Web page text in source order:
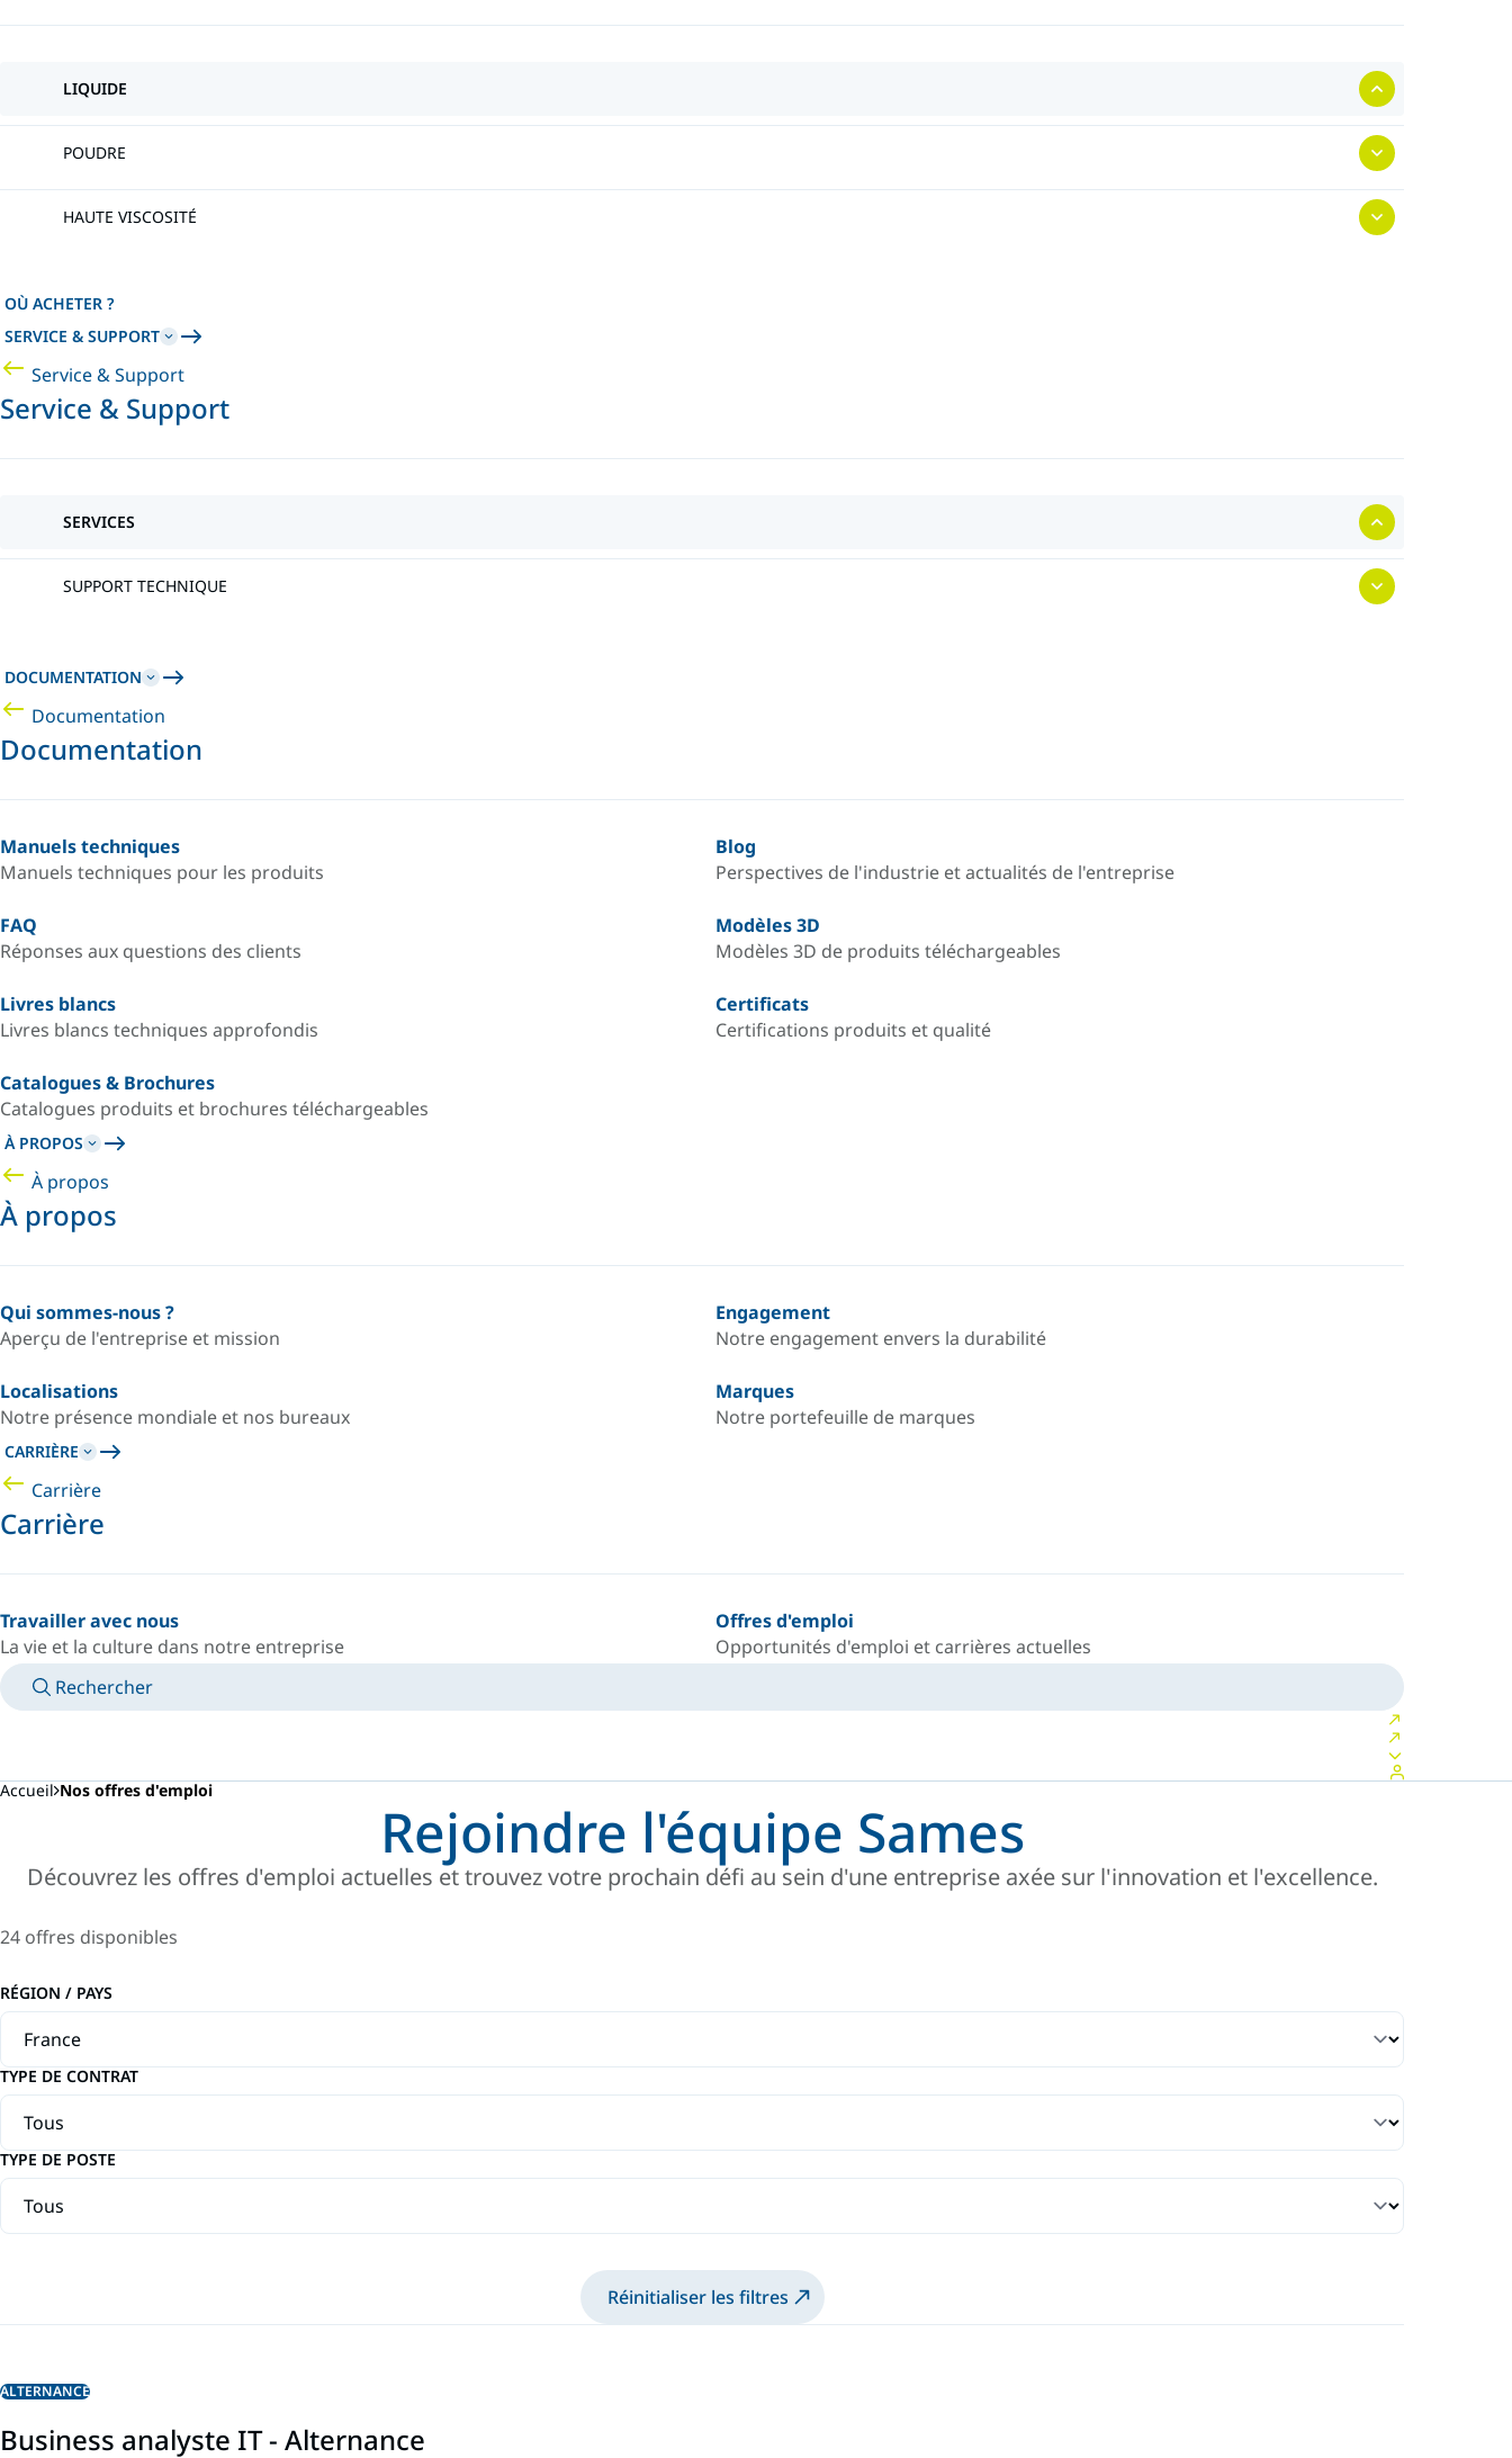
LIQUIDE
POUDRE
HAUTE VISCOSITÉ
OÙ ACHETER ?
SERVICE & SUPPORT
Service & Support
Service & Support
SERVICES
SUPPORT TECHNIQUE
DOCUMENTATION
Documentation
Documentation
Manuels techniques
Manuels techniques pour les produits
Blog
Perspectives de l'industrie et actualités de l'entreprise
FAQ
Réponses aux questions des clients
Modèles 3D
Modèles 3D de produits téléchargeables
Livres blancs
Livres blancs techniques approfondis
Certificats
Certifications produits et qualité
Catalogues & Brochures
Catalogues produits et brochures téléchargeables
À PROPOS
À propos
À propos
Qui sommes-nous ?
Aperçu de l'entreprise et mission
Engagement
Notre engagement envers la durabilité
Localisations
Notre présence mondiale et nos bureaux
Marques
Notre portefeuille de marques
CARRIÈRE
Carrière
Carrière
Travailler avec nous
La vie et la culture dans notre entreprise
Offres d'emploi
Opportunités d'emploi et carrières actuelles
Rechercher
Accueil Nos offres d'emploi
Rejoindre l'équipe Sames
Découvrez les offres d'emploi actuelles et trouvez votre prochain défi au sein d'une entreprise axée sur l'innovation et l'excellence.
24 offres disponibles
RÉGION / PAYS
TYPE DE CONTRAT
TYPE DE POSTE
Réinitialiser les filtres
ALTERNANCE
Business analyste IT - Alternance